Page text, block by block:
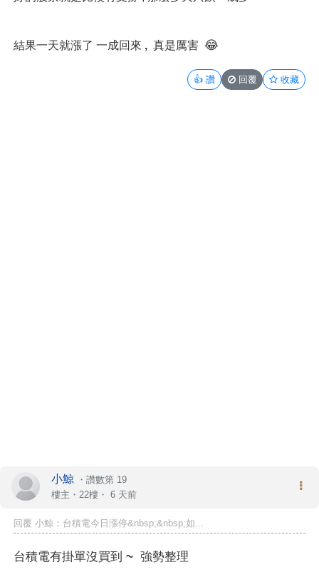
結果一天就漲了 一成回來 , 真是厲害 😂
👍 讚 回覆 收藏
小鯨 ・ 讚數第 19
樓主 ・22樓・ 6 天前
回覆 小鯨：台積電今日漲停&nbsp;&nbsp;如...
台積電有掛單沒買到 ~ 強勢整理